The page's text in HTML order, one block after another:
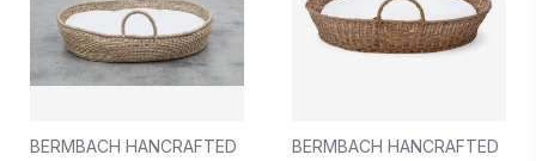
BERMBACH HANCRAFTED BERMBACH HANCRAFTED